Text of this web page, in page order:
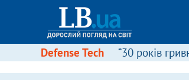
Defense Tech “30 років